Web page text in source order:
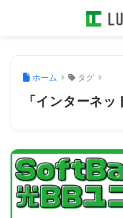
ホーム タグ
「インターネ